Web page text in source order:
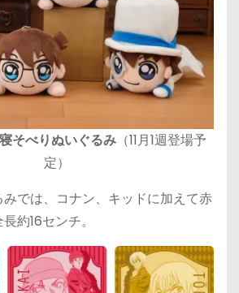
そべりぬいぐるみ（11月1週登場予
定）
では、コナン、キッドに加えて赤
約16センチ。